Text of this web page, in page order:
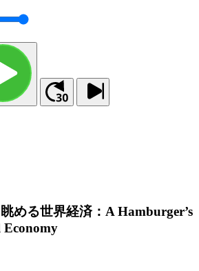
める世界経済：A Hamburger’s
Economy